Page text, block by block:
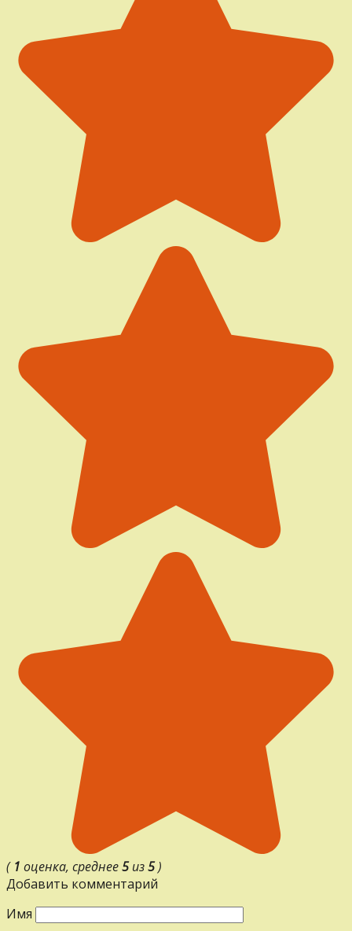
( 1 оценка, среднее5из5)
Добавить комментарий
Имя